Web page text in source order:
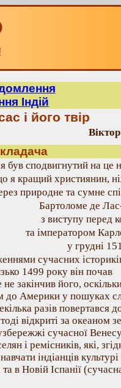
Індій
і його твір
я був сподвигнутий на це
я кращий християнин,
природне та сумне
Бартоломе де
з виступу перед
та імператором
у грудні
сучасних
1499 року він почав
закінчив його,
до Америки у пошуках
разів повертався
відкриті за океаном
сучасної
і ремісників, які,
індіанців культурі
в Новій Іспанії